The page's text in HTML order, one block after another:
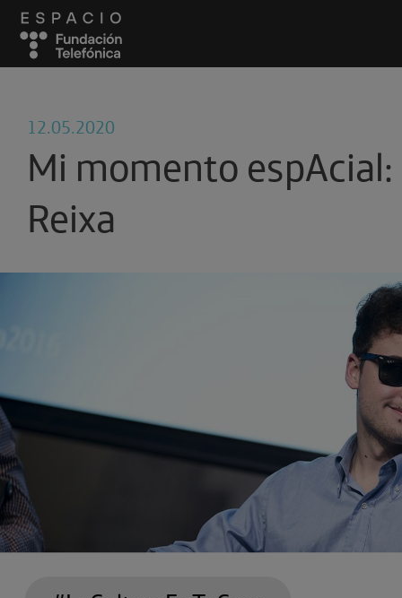
12.05.2020
Mi momento
Reixa